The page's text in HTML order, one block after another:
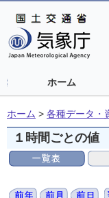
ホーム
ホーム > 各種データ・
１時間ごとの値